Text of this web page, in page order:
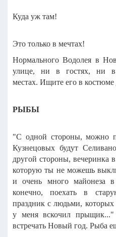
Куда уж там!
Это только в мечтах!
Нормального Водолея в
улице, ни в гостях, ни
местах. Ищите его в
РЫБЫ
"С одной стороны, можно
Кузнецовых будут
другой стороны, вечеринка
которую ты не можешь
и очень много майонеза
конечно, поехать в
праздник с людьми,
у меня вскочил прыщик..."
встречать Новый год. Рыба